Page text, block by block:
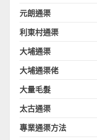
元朗通渠
利東村通渠
大埔通渠
大埔通渠佬
大量毛髮
太古通渠
專業通渠方法